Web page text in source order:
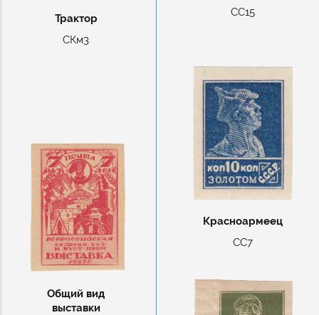
Трактор
СКм3
Общий вид
выставки
СС15
Красноармеец
СС7